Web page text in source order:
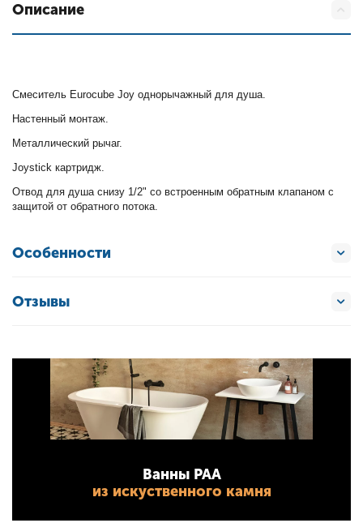
Описание
Смеситель Eurocube Joy однорычажный для душа.
Настенный монтаж.
Металлический рычаг.
Joystick картридж.
Отвод для душа снизу 1/2" со встроенным обратным клапаном с
защитой от обратного потока.
Особенности
Отзывы
Ванны PAA
из искуственного камня